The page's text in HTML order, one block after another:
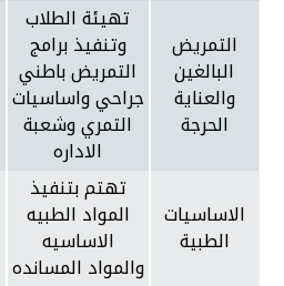
التمريض
البالغين
والعناية
الحرجة
تهيئة الطلاب
وتنفيذ برامج
التمريض باطني
جراحي واساسيات
التمري وشعبة
الاداره
الاساسيات
الطبية
تهتم بتنفيذ
المواد الطبيه
الاساسيه
والمواد المسانده